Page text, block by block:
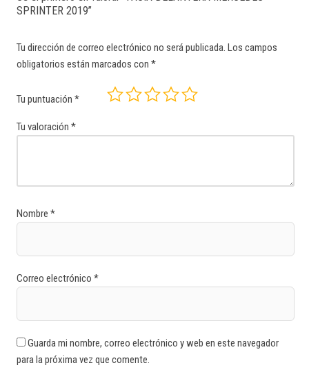
SPRINTER 2019”
Tu dirección de correo electrónico no será publicada. Los campos
obligatorios están marcados con *
Tu puntuación *
Tu valoración *
Nombre *
Correo electrónico *
Guarda mi nombre, correo electrónico y web en este navegador
para la próxima vez que comente.